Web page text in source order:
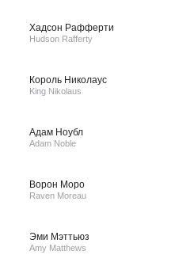
Хадсон Рафферти
Hudson Rafferty
Король Николаус
King Nikolaus
Адам Ноубл
Adam Noble
Ворон Моро
Raven Moreau
Эми Мэттьюз
Amy Matthews